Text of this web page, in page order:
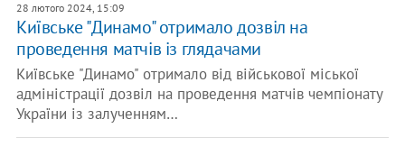
28 лютого 2024, 15:09
Київське "Динамо" отримало дозвіл на
проведення матчів із глядачами
Київське "Динамо" отримало від військової міської
адміністрації дозвіл на проведення матчів чемпіонату
України із залученням…